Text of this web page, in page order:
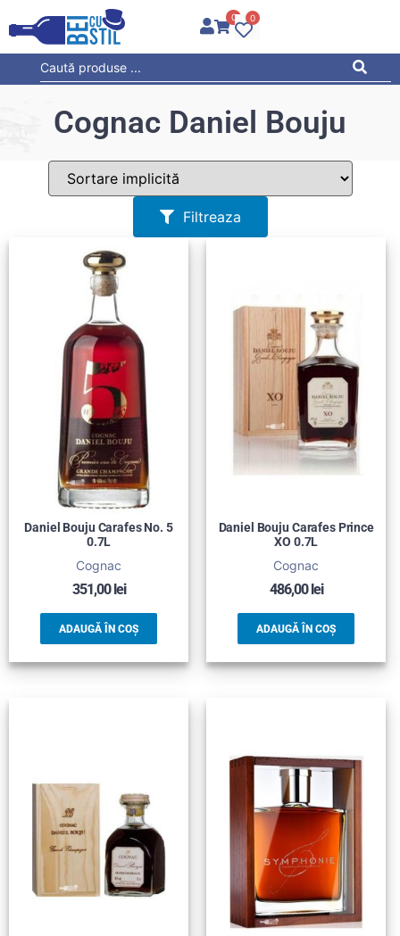
0 0
Cognac Daniel Bouju
Filtreaza
Daniel Bouju Carafes No. 5
0.7L
Cognac
351,00lei
ADAUGĂ ÎN COȘ
Daniel Bouju Carafes Prince
XO 0.7L
Cognac
486,00lei
ADAUGĂ ÎN COȘ